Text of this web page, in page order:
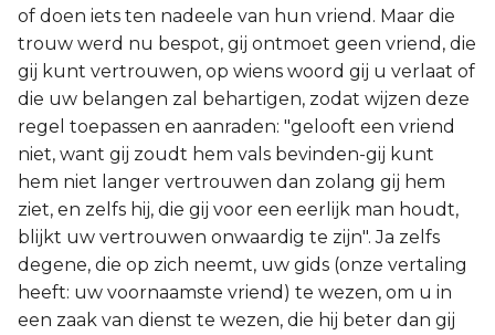
of doen iets ten nadeele van hun vriend. Maar die
trouw werd nu bespot, gij ontmoet geen vriend, die
gij kunt vertrouwen, op wiens woord gij u verlaat of
die uw belangen zal behartigen, zodat wijzen deze
regel toepassen en aanraden: "gelooft een vriend
niet, want gij zoudt hem vals bevinden-gij kunt
hem niet langer vertrouwen dan zolang gij hem
ziet, en zelfs hij, die gij voor een eerlijk man houdt,
blijkt uw vertrouwen onwaardig te zijn". Ja zelfs
degene, die op zich neemt, uw gids (onze vertaling
heeft: uw voornaamste vriend) te wezen, om u in
een zaak van dienst te wezen, die hij beter dan gij